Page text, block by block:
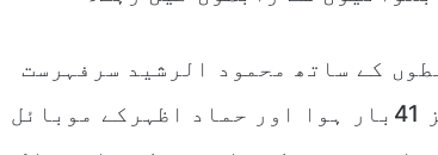
فون رابطوں کے ساتھ محمود الرشید سرفہرست
ہیں، یاسمین راشد کا رابطہ بذریعہ کالز 41بار ہوا اور حماد اظہرکے موبائل